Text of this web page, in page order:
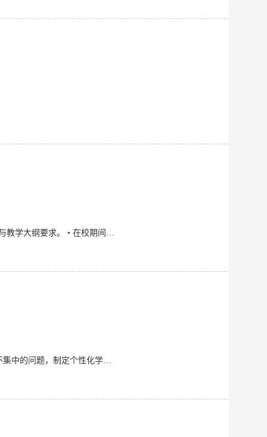
25年 小学三年级全科家教 • 辅导学生语文、数学、英语三科，针对学生基础薄弱、注意力不集中的问题，制定个性化学习计划，梳理课本知识点，搭配趣味习题巩固。 • 培养学生课前预习、课后复习的学习习惯，一学期内学生各科成绩平均提升15分，学习主动性明显增强